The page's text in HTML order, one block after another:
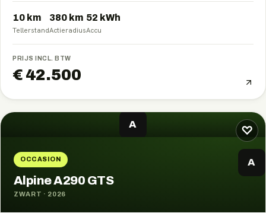
10 km
Tellerstand
380 km
Actieradius
52 kWh
Accu
PRIJS INCL. BTW
€ 42.500
♡
A
OCCASION A
Alpine A290 GTS
ZWART · 2026